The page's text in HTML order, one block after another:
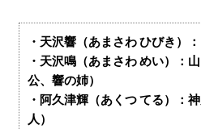
・天沢響（あまさわ ひびき）
・天沢鳴（あまさわ めい）：
公、響の姉）
・阿久津輝（あくつ てる）：
人）